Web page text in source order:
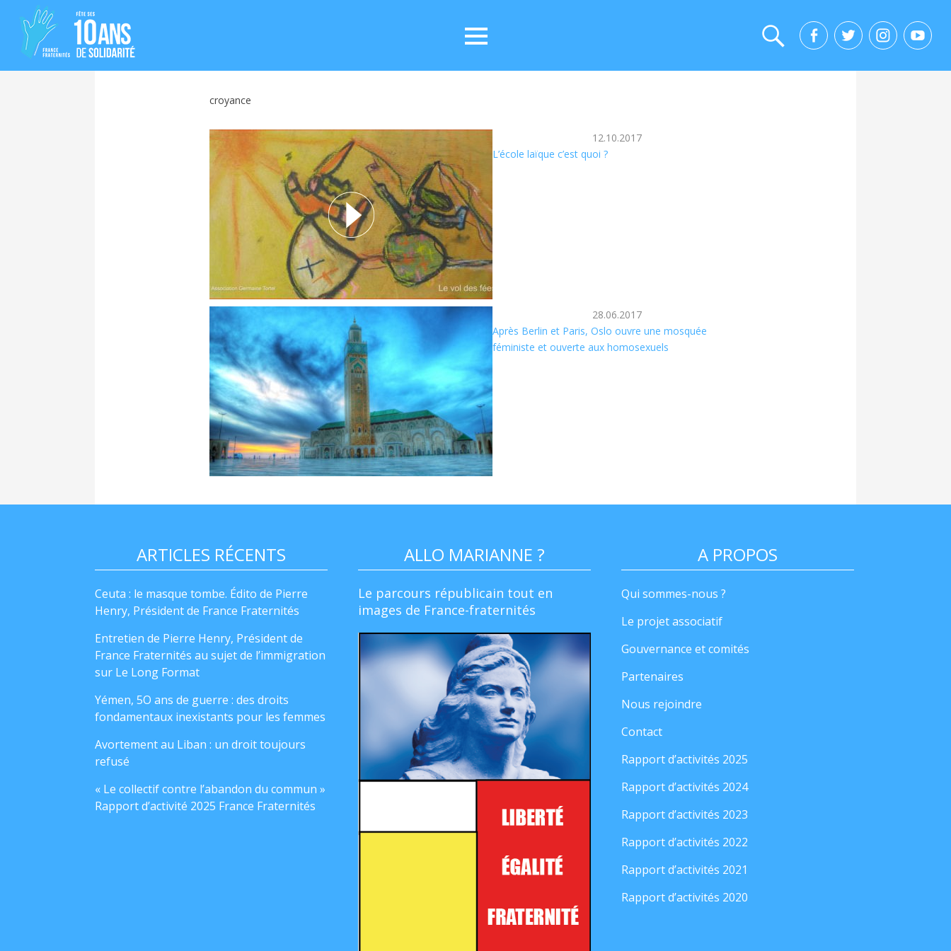
croyance
12.10.2017
L’école laïque c’est quoi ?
28.06.2017
Après Berlin et Paris, Oslo ouvre une mosquée
féministe et ouverte aux homosexuels
ARTICLES RÉCENTS
Ceuta : le masque tombe. Édito de Pierre
Henry, Président de France Fraternités
Entretien de Pierre Henry, Président de
France Fraternités au sujet de l’immigration
sur Le Long Format
Yémen, 5O ans de guerre : des droits
fondamentaux inexistants pour les femmes
Avortement au Liban : un droit toujours
refusé
« Le collectif contre l’abandon du commun »
Rapport d’activité 2025 France Fraternités
ALLO MARIANNE ?
Le parcours républicain tout en
images de France-fraternités
A PROPOS
Qui sommes-nous ?
Le projet associatif
Gouvernance et comités
Partenaires
Nous rejoindre
Contact
Rapport d’activités 2025
Rapport d’activités 2024
Rapport d’activités 2023
Rapport d’activités 2022
Rapport d’activités 2021
Rapport d’activités 2020